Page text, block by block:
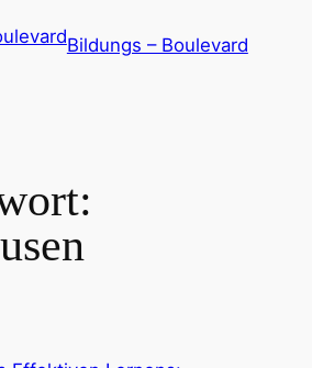
Bildungs – Boulevard